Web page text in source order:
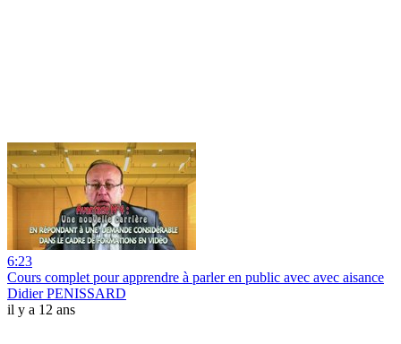
6:23
Cours complet pour apprendre à parler en public avec avec aisance
Didier PENISSARD
il y a 12 ans